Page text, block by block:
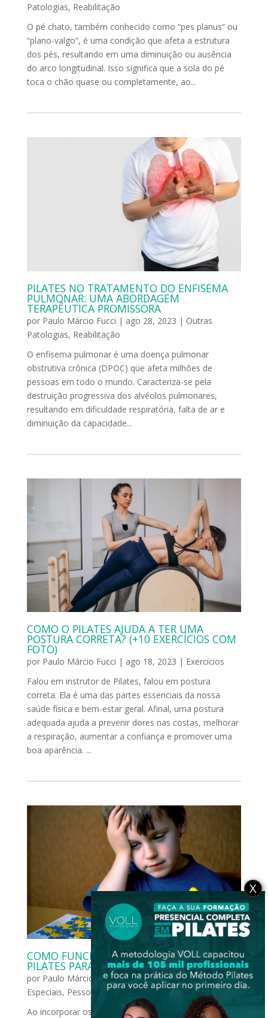
Patologias, Reabilitação
O pé chato, também conhecido como “pes planus” ou
“plano-valgo”, é uma condição que afeta a estrutura
dos pés, resultando em uma diminuição ou ausência
do arco longitudinal. Isso significa que a sola do pé
toca o chão quase ou completamente, ao...
PILATES NO TRATAMENTO DO ENFISEMA
PULMONAR: UMA ABORDAGEM
TERAPÊUTICA PROMISSORA
por Paulo Márcio Fucci | ago 28, 2023 | Outras
Patologias, Reabilitação
O enfisema pulmonar é uma doença pulmonar
obstrutiva crônica (DPOC) que afeta milhões de
pessoas em todo o mundo. Caracteriza-se pela
destruição progressiva dos alvéolos pulmonares,
resultando em dificuldade respiratória, falta de ar e
diminuição da capacidade...
COMO O PILATES AJUDA A TER UMA
POSTURA CORRETA? (+10 EXERCÍCIOS COM
FOTO)
por Paulo Márcio Fucci | ago 18, 2023 | Exercícios
Falou em instrutor de Pilates, falou em postura
correta. Ela é uma das partes essenciais da nossa
saúde física e bem-estar geral. Afinal, uma postura
adequada ajuda a prevenir dores nas costas, melhorar
a respiração, aumentar a confiança e promover uma
boa aparência. ...
COMO FUNCIONA A APLICAÇÃO DO
PILATES PARA CRIANÇAS AUTISTAS?
por Paulo Márcio Fucci|ago 10, 2023|Grupos
Especiais, Pessoas com Deficiências
Ao incorporar os princípios de movimento suave, foco
X